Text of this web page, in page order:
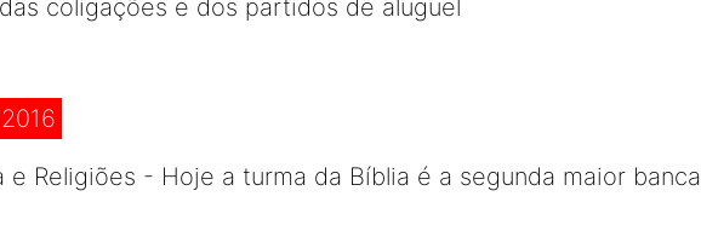
coligações e dos partidos de aluguel
e Religiões - Hoje a turma da Bíblia é a segunda maior